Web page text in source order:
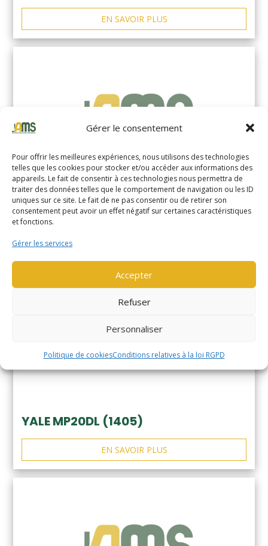
Gérer le consentement
Pour offrir les meilleures expériences, nous utilisons des technologies
telles que les cookies pour stocker et/ou accéder aux informations des
appareils. Le fait de consentir à ces technologies nous permettra de
traiter des données telles que le comportement de navigation ou les ID
uniques sur ce site. Le fait de ne pas consentir ou de retirer son
consentement peut avoir un effet négatif sur certaines caractéristiques
et fonctions.
Gérer les services
Accepter
Refuser
Personnaliser
Politique de cookiesConditions relatives à la loi RGPD
EN SAVOIR PLUS
YALE MS14XIL (2510)
YALE MP20DL (1405)
EN SAVOIR PLUS